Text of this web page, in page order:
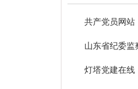
共产党员网站
山东省纪委监
灯塔党建在线